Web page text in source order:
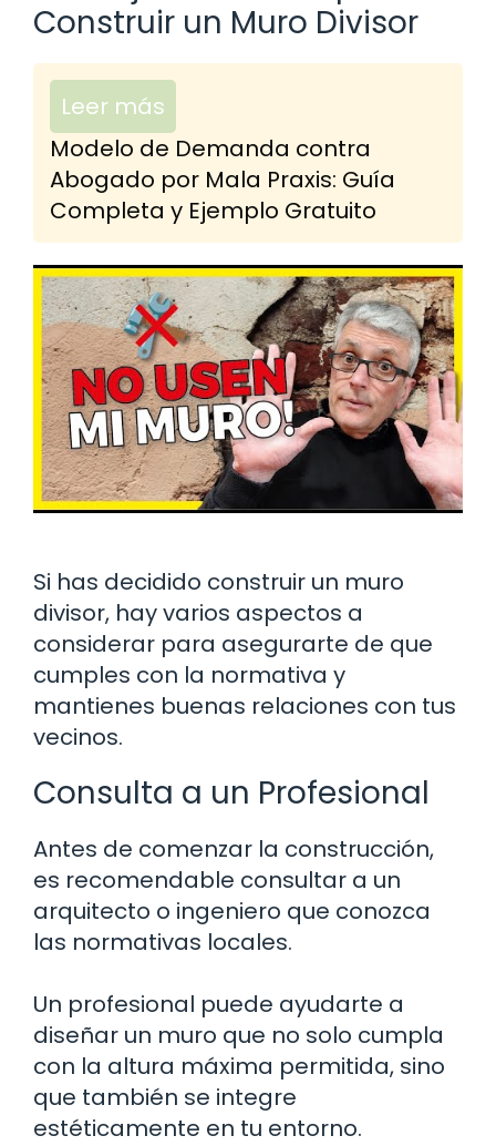
Construir un Muro Divisor
Leer más
Modelo de Demanda contra
Abogado por Mala Praxis: Guía
Completa y Ejemplo Gratuito
Si has decidido construir un muro
divisor, hay varios aspectos a
considerar para asegurarte de que
cumples con la normativa y
mantienes buenas relaciones con tus
vecinos.
Consulta a un Profesional
Antes de comenzar la construcción,
es recomendable consultar a un
arquitecto o ingeniero que conozca
las normativas locales.
Un profesional puede ayudarte a
diseñar un muro que no solo cumpla
con la altura máxima permitida, sino
que también se integre
estéticamente en tu entorno.